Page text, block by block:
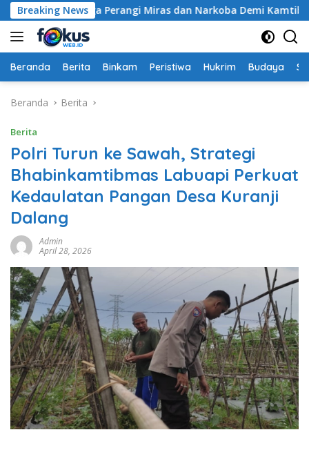
Langsung
ke
konten
Breaking News
Warga Perangi Miras dan Narkoba Demi Kamtibmas
Beranda Berita Binkam Peristiwa Hukrim Budaya
Beranda Berita
Berita
Polri Turun ke Sawah, Strategi
Bhabinkamtibmas Labuapi Perkuat
Kedaulatan Pangan Desa Kuranji
Dalang
Admin
April 28, 2026